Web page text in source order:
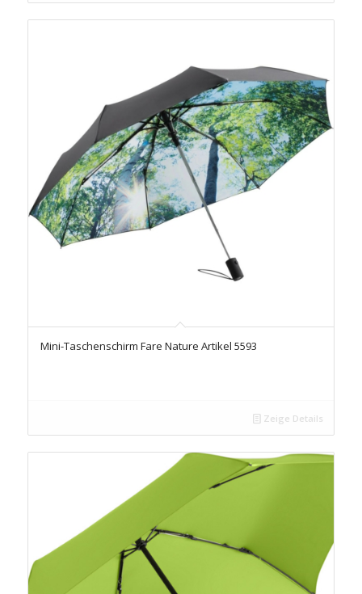
Mini-Taschenschirm Fare Nature Artikel 5593
Zeige Details